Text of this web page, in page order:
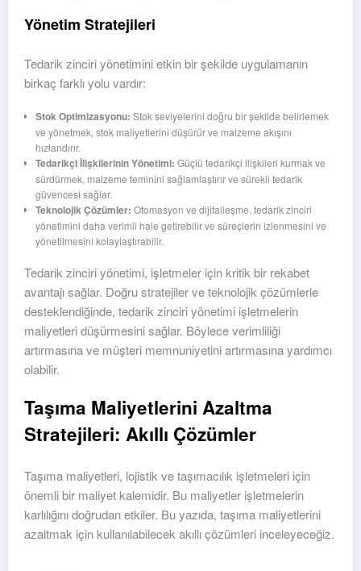
Yönetim Stratejileri
Tedarik zinciri yönetimini etkin bir şekilde uygulamanın
birkaç farklı yolu vardır:
Stok Optimizasyonu: Stok seviyelerini doğru bir şekilde belirlemek
ve yönetmek, stok maliyetlerini düşürür ve malzeme akışını
hızlandırır.
Tedarikçi İlişkilerinin Yönetimi: Güçlü tedarikçi ilişkileri kurmak ve
sürdürmek, malzeme teminini sağlamlaştırır ve sürekli tedarik
güvencesi sağlar.
Teknolojik Çözümler: Otomasyon ve dijitalleşme, tedarik zinciri
yönetimini daha verimli hale getirebilir ve süreçlerin izlenmesini ve
yönetilmesini kolaylaştırabilir.
Tedarik zinciri yönetimi, işletmeler için kritik bir rekabet
avantajı sağlar. Doğru stratejiler ve teknolojik çözümlerle
desteklendiğinde, tedarik zinciri yönetimi işletmelerin
maliyetleri düşürmesini sağlar. Böylece verimliliği
artırmasına ve müşteri memnuniyetini artırmasına yardımcı
olabilir.
Taşıma Maliyetlerini Azaltma
Stratejileri: Akıllı Çözümler
Taşıma maliyetleri, lojistik ve taşımacılık işletmeleri için
önemli bir maliyet kalemidir. Bu maliyetler işletmelerin
karlılığını doğrudan etkiler. Bu yazıda, taşıma maliyetlerini
azaltmak için kullanılabilecek akıllı çözümleri inceleyeceğiz.